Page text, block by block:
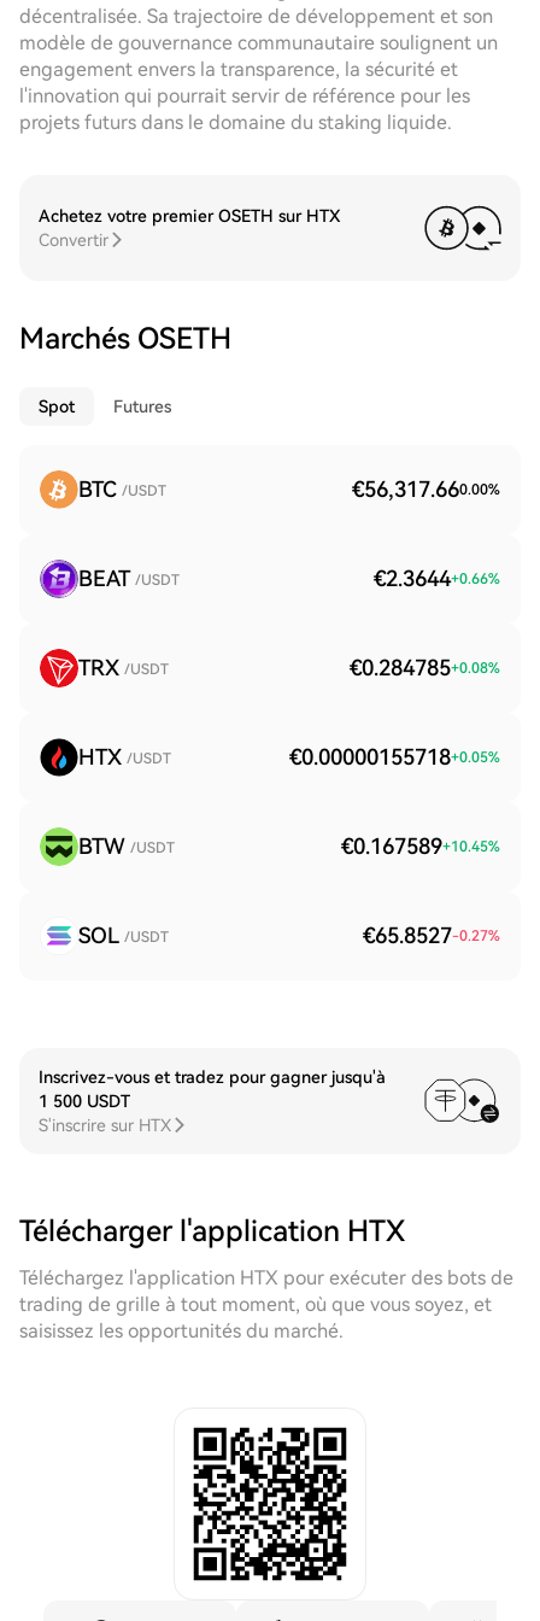
décentralisée. Sa trajectoire de développement et son
modèle de gouvernance communautaire soulignent un
engagement envers la transparence, la sécurité et
l'innovation qui pourrait servir de référence pour les
projets futurs dans le domaine du staking liquide.
Achetez votre premier OSETH sur HTX
Convertir
Marchés OSETH
Spot Futures
BTC /USDT €56,317.660.00%
BEAT /USDT €2.3644+0.66%
TRX /USDT €0.284785+0.08%
HTX /USDT €0.00000155718+0.05%
BTW /USDT €0.167589+10.45%
SOL /USDT €65.8527-0.27%
Inscrivez-vous et tradez pour gagner jusqu'à
1 500 USDT
S'inscrire sur HTX
Télécharger l'application HTX
Téléchargez l'application HTX pour exécuter des bots de
trading de grille à tout moment, où que vous soyez, et
saisissez les opportunités du marché.